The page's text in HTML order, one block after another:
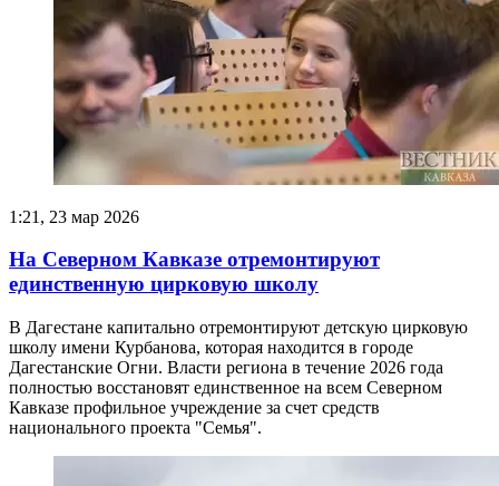
1:21, 23 мар 2026
На Северном Кавказе отремонтируют
единственную цирковую школу
В Дагестане капитально отремонтируют детскую цирковую
школу имени Курбанова, которая находится в городе
Дагестанские Огни. Власти региона в течение 2026 года
полностью восстановят единственное на всем Северном
Кавказе профильное учреждение за счет средств
национального проекта "Семья".